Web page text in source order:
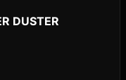
DUSTER